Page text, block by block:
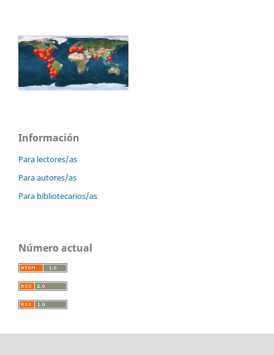
Información
Para lectores/as
Para autores/as
Para bibliotecarios/as
Número actual